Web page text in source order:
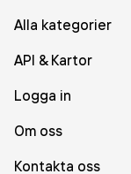
Alla kategorier
API & Kartor
Logga in
Om oss
Kontakta oss